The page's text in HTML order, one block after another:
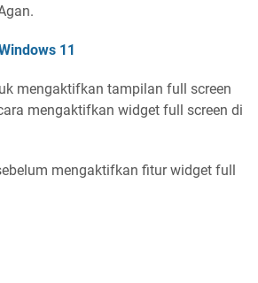
11
mengaktifkan tampilan full screen
mengaktifkan widget full screen di
mengaktifkan fitur widget full